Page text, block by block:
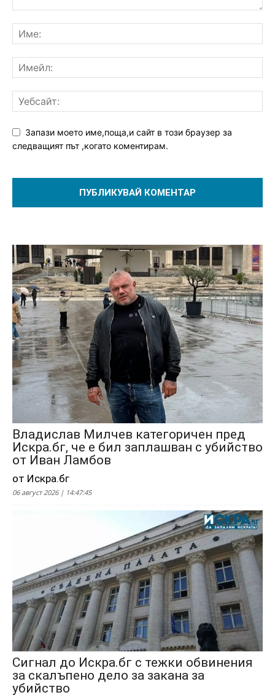
Запази моето име,поща,и сайт в този браузер за
следващият път ,когато коментирам.
Владислав Милчев категоричен пред
Искра.бг, че е бил заплашван с убийство
от Иван Ламбов
от Искра.бг
06 август 2026 | 14:47:45
Сигнал до Искра.бг с тежки обвинения
за скалъпено дело за закана за
убийство